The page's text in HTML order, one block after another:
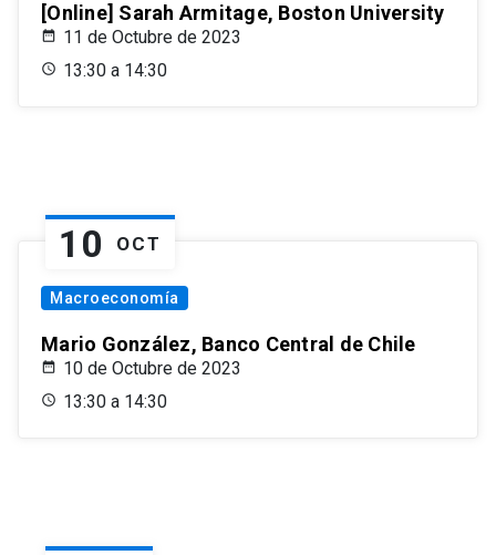
[Online] Sarah Armitage, Boston University
11 de Octubre de 2023
13:30 a 14:30
10 OCT
Macroeconomía
Mario González, Banco Central de Chile
10 de Octubre de 2023
13:30 a 14:30